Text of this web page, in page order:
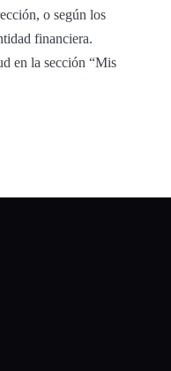
o según los
financiera.
en la sección “Mis